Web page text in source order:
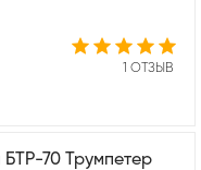
1 ОТЗЫВ
70 Трумпетер